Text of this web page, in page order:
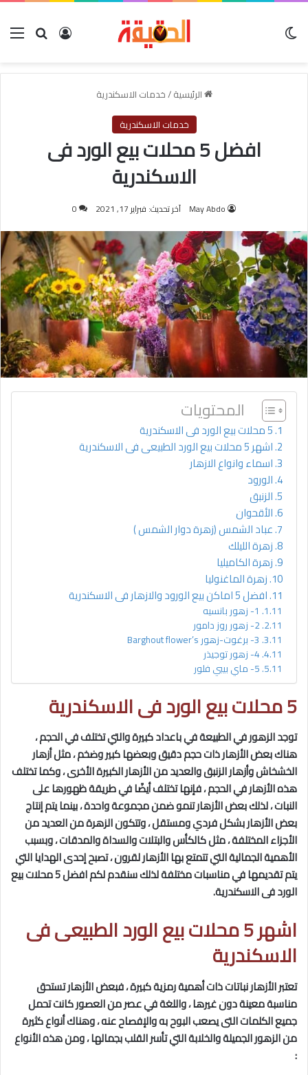
بحث عنتسجيل
الرئيسية/خدمات الاسكندرية
خدمات الاسكندرية
افضل 5 محلات بيع الورد فى
الاسكندرية
May Abdo آخر تحديث: فبراير 17, 2021 0
المحتويات
5 محلات بيع الورد فى الاسكندرية
اشهر 5 محلات بيع الورد الطبيعى فى الاسكندرية
اسماء وانواع الازهار
الورود
الزنبق
الأقحوان
عباد الشمس (زهرة دوار الشمس )
زهرة الليلك
زهرة الكاميليا
زهرة الماغنوليا
افضل 5 اماكن بيع الورود والازهار فى الاسكندرية
1- زهور بانسيه
2- زهور روز دامور
3- برغوت-زهور Barghout flower’s
4- زهور توجيذر
5- ماي بيبي فلور
5 محلات بيع الورد فى الاسكندرية
توجد الزهور في الطبيعة في باعداد كبيرة والتي تختلف في الحجم ،
هناك بعض الأزهار ذات حجم دقيق وبعضها كبير وضخم ، مثل أزهار
الخشخاش وأزهار الزنبق والعديد من الأزهار الكبيرة الأخرى ، وكما تختلف
هذه الأزهار في الحجم ، فإنها تختلف أيضًا في طريقة ظهورها على
النبات ، لذلك بعض الأزهار تنمو ضمن مجموعة واحدة ، بينما يتم إنتاج
بعض الأزهار بشكل فردي ومستقل ، وتتكون الزهرة من العديد من
الأجزاء المختلفة ، مثل كالكأس والبتلات والسداة والمدقات ، وبسبب
الأهمية الجمالية التي تتمتع بها الأزهار لقرون ، تصبح إحدى الهدايا التي
يتم تقديمها في مناسبات مختلفة لذلك سنقدم لكم افضل 5 محلات بيع
الورد فى الاسكندرية.
اشهر 5 محلات بيع الورد الطبيعى فى
الاسكندرية
تعتبر الأزهار نباتات ذات أهمية رمزية كبيرة ، فبعض الأزهار تستحق
مناسبة معينة دون غيرها ، واللغة في عصر من العصور كانت تحمل
جميع الكلمات التى يصعب البوح به والإفصاح عنه ، وهناك أنواع كثيرة
من الزهور الجميلة والخلابة التي تأسر القلب بجمالها ، ومن هذه الأنواع
: